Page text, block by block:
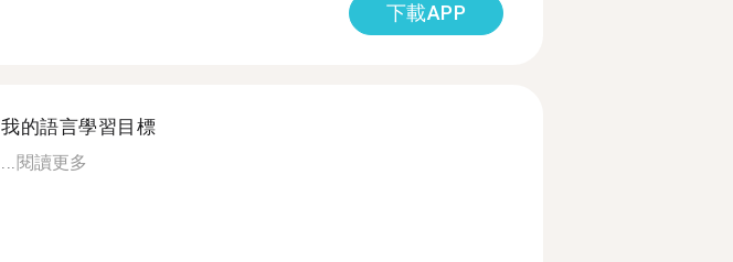
下載APP
我的語言學習目標
...閱讀更多